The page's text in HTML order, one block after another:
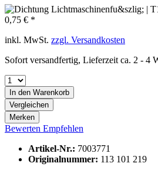
0,75 € *
inkl. MwSt. zzgl. Versandkosten
Sofort versandfertig, Lieferzeit ca. 2 - 4
In den Warenkorb
Vergleichen
Merken
Bewerten Empfehlen
Artikel-Nr.: 7003771
Originalnummer: 113 101 219